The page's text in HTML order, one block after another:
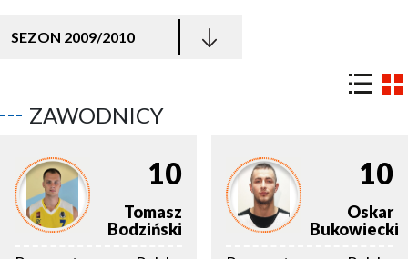
SEZON 2009/2010
ZAWODNICY
10
Tomasz
Bodziński
10
Oskar
Bukowiecki